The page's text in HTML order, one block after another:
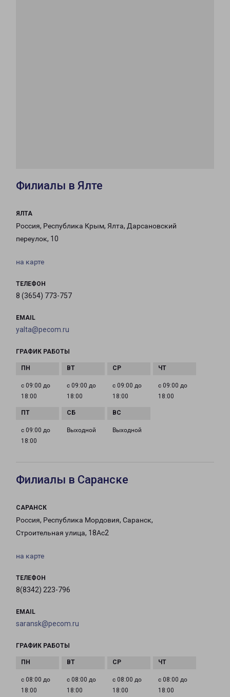
Филиалы в Ялте
ЯЛТА
Россия, Республика Крым, Ялта, Дарсановский
переулок, 10
на карте
ТЕЛЕФОН
8 (3654) 773-757
EMAIL
yalta@pecom.ru
ГРАФИК РАБОТЫ
с 09:00 до
18:00
с 09:00 до
18:00
с 09:00 до
18:00
с 09:00 до
18:00
с 09:00 до
18:00
Выходной Выходной
Филиалы в Саранске
САРАНСК
Россия, Республика Мордовия, Саранск,
Строительная улица, 18Ас2
на карте
ТЕЛЕФОН
8(8342) 223-796
EMAIL
saransk@pecom.ru
ГРАФИК РАБОТЫ
с 08:00 до
18:00
с 08:00 до
18:00
с 08:00 до
18:00
с 08:00 до
18:00